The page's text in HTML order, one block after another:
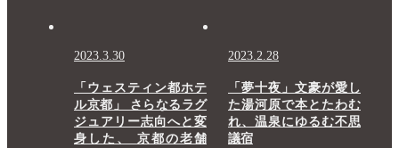
2023.3.30
「ウェスティン都ホテ
ル京都」 さらなるラグ
ジュアリー志向へと変
身した、 京都の老舗
2023.2.28
「夢十夜」文豪が愛し
た湯河原で本とたわむ
れ、温泉にゆるむ不思
議宿